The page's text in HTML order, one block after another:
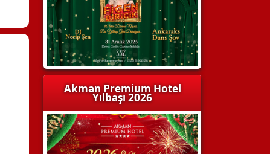
Akman Premium Hotel
Yılbaşı 2026